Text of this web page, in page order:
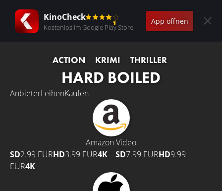
KinoCheck
Kostenlos im Google Play Store
App öffnen
ACTION KRIMI THRILLER
HARD BOILED
AnbieterLeihenKaufen
Amazon Video
SD2.99 EURHD3.99 EUR4K—SD7.99 EURHD9.99
EUR4K—